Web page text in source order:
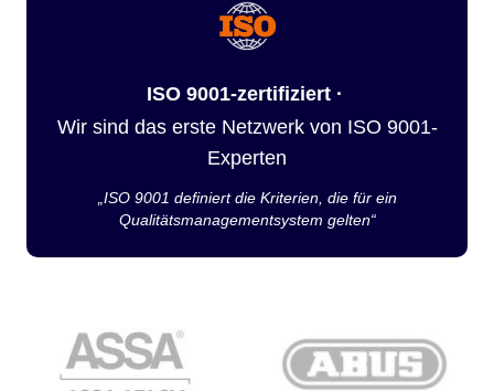
ISO 9001-zertifiziert ·
Wir sind das erste Netzwerk von ISO 9001-
Experten
„ISO 9001 definiert die Kriterien, die für ein
Qualitätsmanagementsystem gelten“